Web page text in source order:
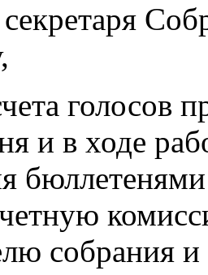
голосов
и в ходе
собрания